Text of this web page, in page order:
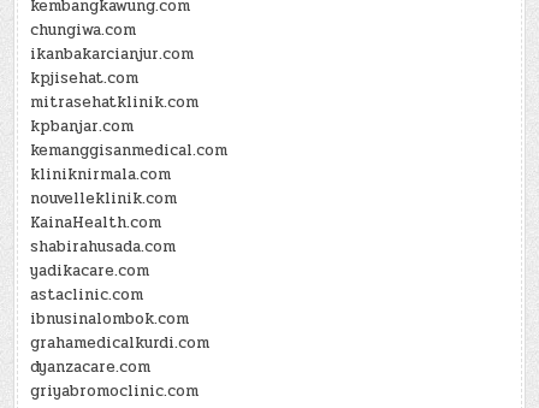
kembangkawung.com
chungiwa.com
ikanbakarcianjur.com
kpjisehat.com
mitrasehatklinik.com
kpbanjar.com
kemanggisanmedical.com
kliniknirmala.com
nouvelleklinik.com
KainaHealth.com
shabirahusada.com
yadikacare.com
astaclinic.com
ibnusinalombok.com
grahamedicalkurdi.com
dyanzacare.com
griyabromoclinic.com